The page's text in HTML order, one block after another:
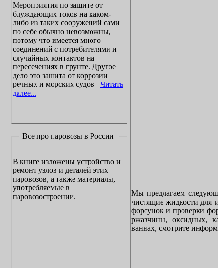
Мероприятия по защите от
блуждающих токов на каком-
либо из таких сооружений сами
по себе обычно невозможны,
потому что имеется много
соединений с потребителями и
случайных контактов на
пересечениях в грунте. Другое
дело это защита от коррозии
речных и морских судов Читать
далее...
Все про паровозы в России
В книге изложены устройство и
ремонт узлов и деталей этих
паровозов, а также материалы,
употребляемые в
паровозостроении.
Мы предлагаем
чистящие жидкости для
форсунок и проверки
ржавчины, оксидных,
ваннах, смотрите